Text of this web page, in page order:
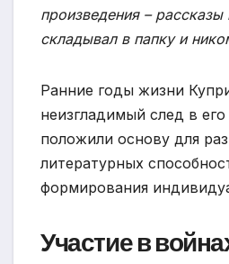
произведения –
складывал в папку и
Ранние годы жизни
неизгладимый след в
положили основу для
литературных
формирования
Участие в